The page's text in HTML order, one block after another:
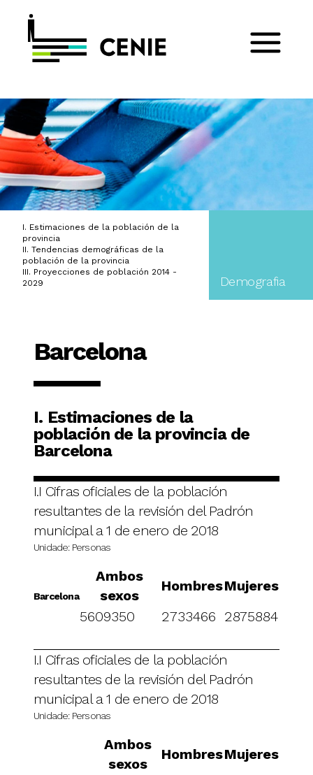
I. Estimaciones de la población de la
provincia
II. Tendencias demográficas de la
población de la provincia
III. Proyecciones de población 2014 -
2029
Demografia
Barcelona
I. Estimaciones de la
población de la provincia de
Barcelona
I.I Cifras oficiales de la población
resultantes de la revisión del Padrón
municipal a 1 de enero de 2018
Unidade: Personas
Barcelona
Ambos
sexos
HombresMujeres
5609350
2733466 2875884
I.I Cifras oficiales de la población
resultantes de la revisión del Padrón
municipal a 1 de enero de 2018
Unidade: Personas
Ambos
sexos
HombresMujeres